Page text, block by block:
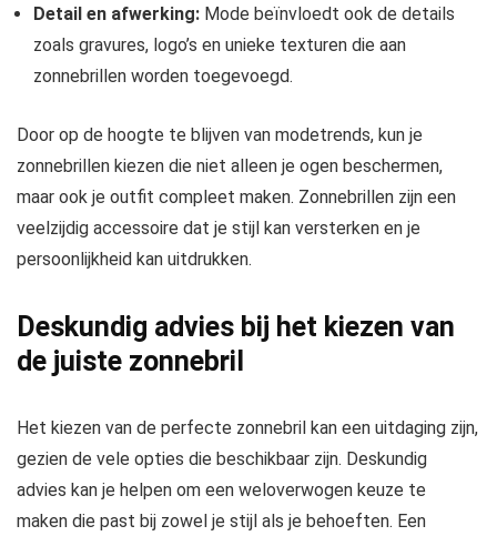
Detail en afwerking: Mode beïnvloedt ook de details
zoals gravures, logo’s en unieke texturen die aan
zonnebrillen worden toegevoegd.
Door op de hoogte te blijven van modetrends, kun je
zonnebrillen kiezen die niet alleen je ogen beschermen,
maar ook je outfit compleet maken. Zonnebrillen zijn een
veelzijdig accessoire dat je stijl kan versterken en je
persoonlijkheid kan uitdrukken.
Deskundig advies bij het kiezen van
de juiste zonnebril
Het kiezen van de perfecte zonnebril kan een uitdaging zijn,
gezien de vele opties die beschikbaar zijn. Deskundig
advies kan je helpen om een weloverwogen keuze te
maken die past bij zowel je stijl als je behoeften. Een